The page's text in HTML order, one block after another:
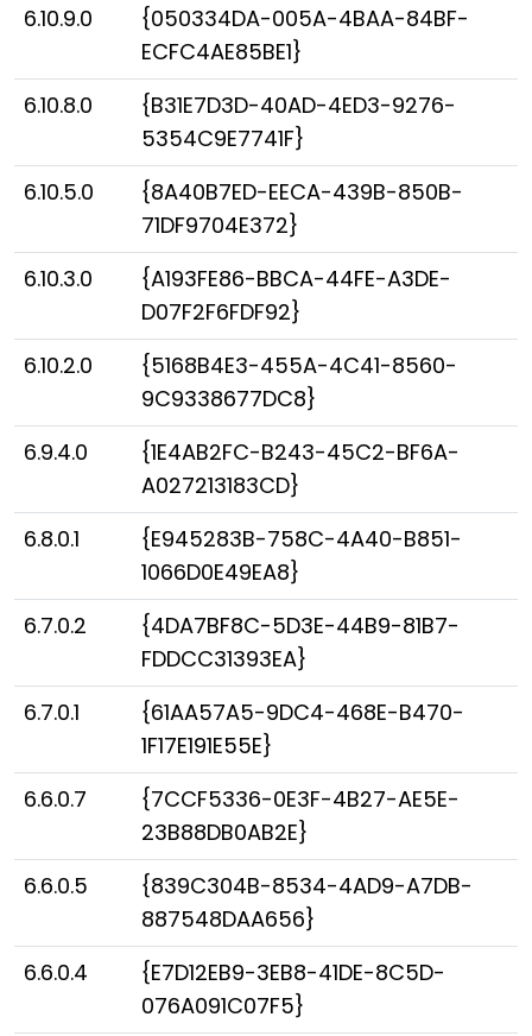
6.10.9.0
{050334DA-005A-4BAA-84BF-
ECFC4AE85BE1}
6.10.8.0
{B31E7D3D-40AD-4ED3-9276-
5354C9E7741F}
6.10.5.0
{8A40B7ED-EECA-439B-850B-
71DF9704E372}
6.10.3.0
{A193FE86-BBCA-44FE-A3DE-
D07F2F6FDF92}
6.10.2.0
{5168B4E3-455A-4C41-8560-
9C9338677DC8}
6.9.4.0
{1E4AB2FC-B243-45C2-BF6A-
A027213183CD}
6.8.0.1
{E945283B-758C-4A40-B851-
1066D0E49EA8}
6.7.0.2
{4DA7BF8C-5D3E-44B9-81B7-
FDDCC31393EA}
6.7.0.1
{61AA57A5-9DC4-468E-B470-
1F17E191E55E}
6.6.0.7
{7CCF5336-0E3F-4B27-AE5E-
23B88DB0AB2E}
6.6.0.5
{839C304B-8534-4AD9-A7DB-
887548DAA656}
6.6.0.4
{E7D12EB9-3EB8-41DE-8C5D-
076A091C07F5}